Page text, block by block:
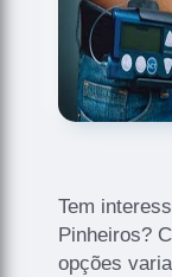
Tem
Pinheiros?
opções